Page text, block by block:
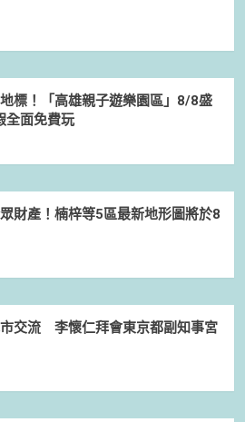
標！「高雄親子遊樂園區」8/8盛
全面免費玩
財產！楠梓等5區最新地形圖將於8
交流 李懷仁拜會東京都副知事宮